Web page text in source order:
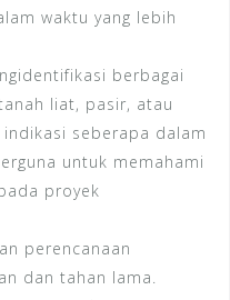
waktu yang lebih
berbagai
liat, pasir, atau
seberapa dalam
untuk memahami
proyek
perencanaan
dan tahan lama.